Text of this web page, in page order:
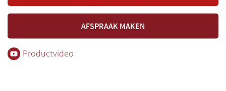
AFSPRAAK MAKEN
Productvideo